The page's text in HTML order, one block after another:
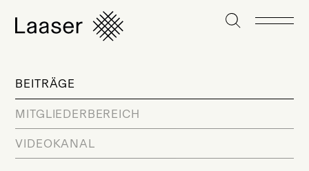
BEITRÄGE
MITGLIEDERBEREICH
VIDEOKANAL